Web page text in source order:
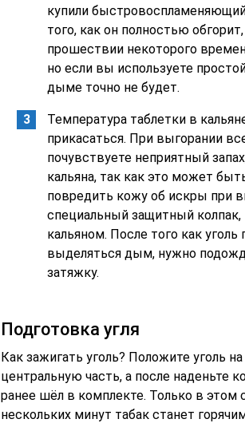
купили
того, как он полностью
прошествии некоторого
но если вы используете
дыме точно не будет.
Температура таблетки в
прикасаться. При выгорании
почувствуете неприятный
кальяна, так как это может
повредить кожу об искры при
специальный защитный колпак,
кальяном. После того как
выделяться дым, нужно
затяжку.
Подготовка угля
Как зажигать уголь? Положите уголь
центральную часть, а после наденьте
ранее шёл в комплекте. Только в
нескольких минут табак станет